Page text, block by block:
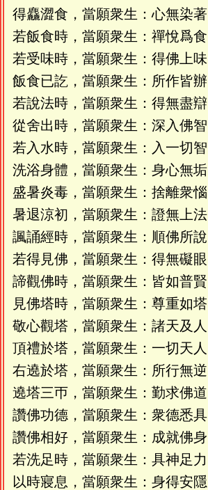
得麤澀食，當願衆生：心無染著
若飯食時，當願衆生：禪悅爲食
若受味時，當願衆生：得佛上味
飯食已訖，當願衆生：所作皆辦
若說法時，當願衆生：得無盡辯
從舍出時，當願衆生：深入佛智
若入水時，當願衆生：入一切智
洗浴身體，當願衆生：身心無垢
盛暑炎毒，當願衆生：捨離衆惱
暑退涼初，當願衆生：證無上法
諷誦經時，當願衆生：順佛所說
若得見佛，當願衆生：得無礙眼
諦觀佛時，當願衆生：皆如普賢
見佛塔時，當願衆生：尊重如塔
敬心觀塔，當願衆生：諸天及人
頂禮於塔，當願衆生：一切天人
右遶於塔，當願衆生：所行無逆
遶塔三帀，當願衆生：勤求佛道
讚佛功德，當願衆生：衆德悉具
讚佛相好，當願衆生：成就佛身
若洗足時，當願衆生：具神足力
以時寢息，當願衆生：身得安隱